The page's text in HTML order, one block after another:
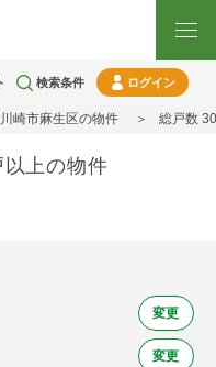
検索条件 ログイン
川崎市麻生区の物件 総戸数
上の物件
変更
変更